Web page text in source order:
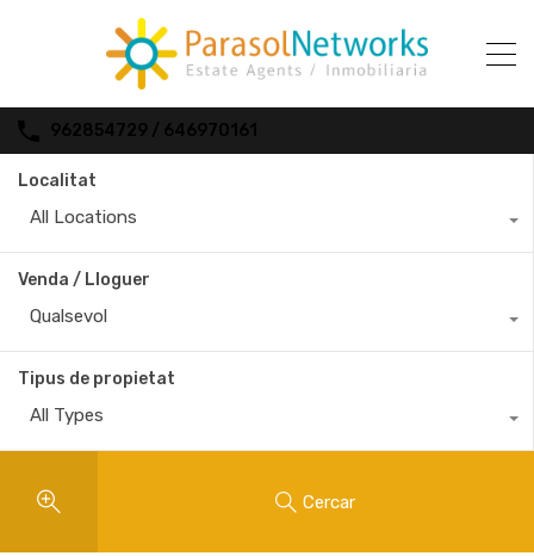
962854729 / 646970161
Localitat
All Locations
Venda / Lloguer
Qualsevol
Tipus de propietat
All Types
Cercar